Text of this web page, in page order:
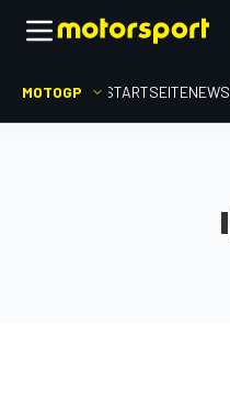
MOTOGP STARTSEITENEWS